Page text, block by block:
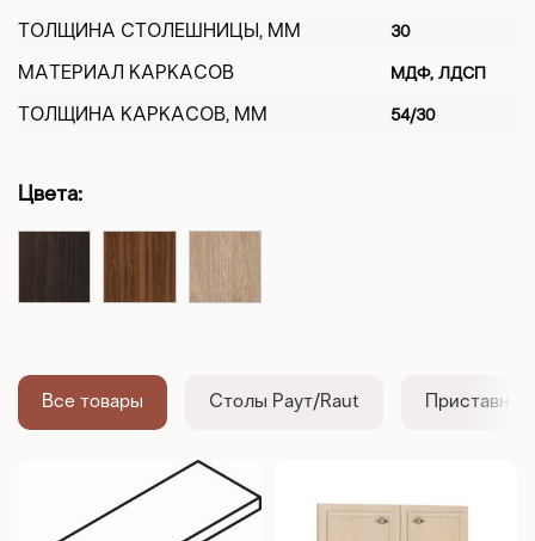
ТОЛЩИНА СТОЛЕШНИЦЫ, ММ 30
МАТЕРИАЛ КАРКАСОВ МДФ, ЛДСП
ТОЛЩИНА КАРКАСОВ, ММ 54/30
Цвета:
Все товары Столы Раут/Raut